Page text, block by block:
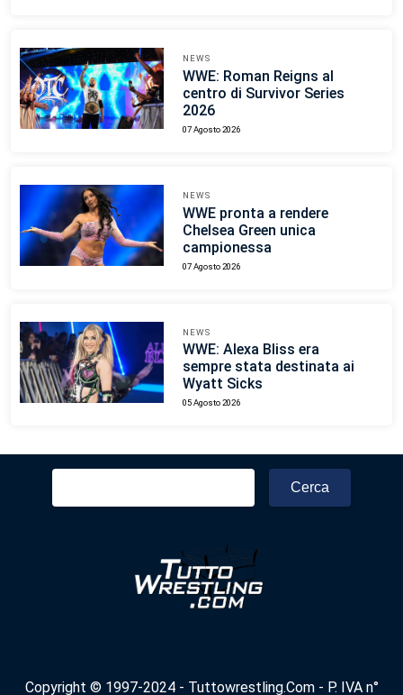
NEWS
WWE: Roman Reigns al
centro di Survivor Series
2026
07 Agosto 2026
NEWS
WWE pronta a rendere
Chelsea Green unica
campionessa
07 Agosto 2026
NEWS
WWE: Alexa Bliss era
sempre stata destinata ai
Wyatt Sicks
05 Agosto 2026
Copyright © 1997-2024 - Tuttowrestling.Com - P. IVA n°